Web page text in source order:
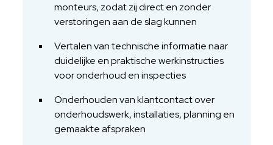
monteurs, zodat zij direct en zonder
verstoringen aan de slag kunnen
Vertalen van technische informatie naar
duidelijke en praktische werkinstructies
voor onderhoud en inspecties
Onderhouden van klantcontact over
onderhoudswerk, installaties, planning en
gemaakte afspraken